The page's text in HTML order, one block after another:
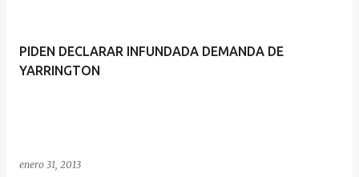
PIDEN DECLARAR INFUNDADA DEMANDA DE
YARRINGTON
enero 31, 2013